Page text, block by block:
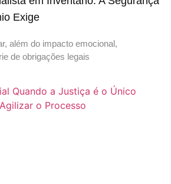
Exige
além do impacto emocional,
de obrigações legais